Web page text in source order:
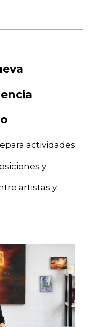
actividades
y
artistas y